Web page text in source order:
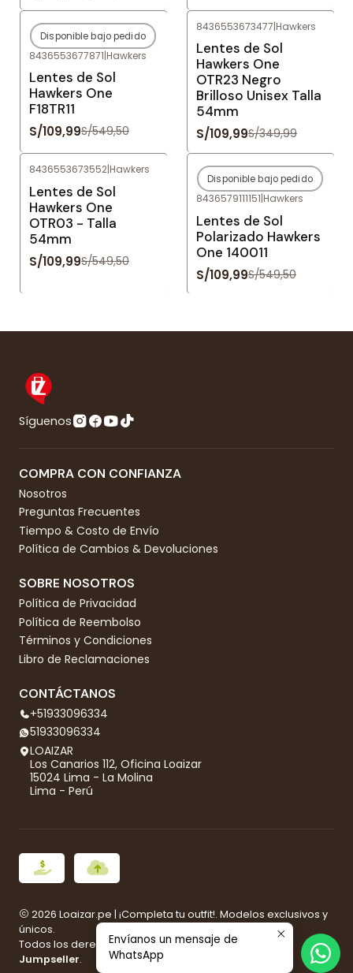
-80%OFF
Agotado
Disponible bajo pedido
8436553677871|Hawkers
Lentes de Sol
Hawkers One
F18TR11
S/109,99S/549,50
8436553673477|Hawkers
Lentes de Sol
Hawkers One
OTR23 Negro
Brilloso Unisex Talla
54mm
S/109,99S/349,99
8436553673552|Hawkers
Lentes de Sol
Hawkers One
OTR03 - Talla
54mm
S/109,99S/549,50
-80%OFF
Agotado
Disponible bajo pedido
8436579111151|Hawkers
Lentes de Sol
Polarizado Hawkers
One 140011
S/109,99S/549,50
Síguenos
COMPRA CON CONFIANZA
Nosotros
Preguntas Frecuentes
Tiempo & Costo de Envío
Política de Cambios & Devoluciones
SOBRE NOSOTROS
Política de Privacidad
Política de Reembolso
Términos y Condiciones
Libro de Reclamaciones
CONTÁCTANOS
+51933096334
51933096334
LOAIZAR
Los Canarios 112, Oficina Loaizar
15024 Lima - La Molina
Lima - Perú
2026 Loaizar.pe | ¡Completa tu outfit!. Modelos exclusivos y
únicos.
Todos los derechos reservados.Desarrollado por
Jumpseller.
Envíanos un mensaje de
WhatsApp